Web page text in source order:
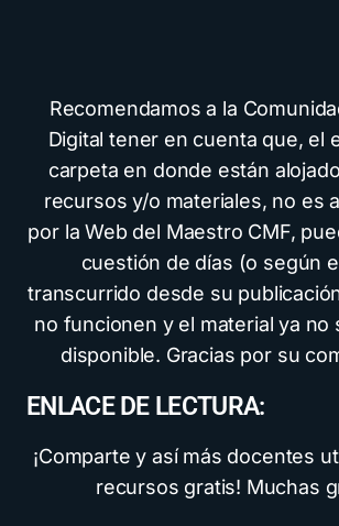
Recomendamos a la
Digital tener en cuenta que, el
carpeta en donde están
recursos y/o materiales, no es
por la Web del Maestro CMF,
cuestión de días (o según
transcurrido desde su
no funcionen y el material ya no
disponible. Gracias por su
ENLACE DE LECTURA:
¡Comparte y así más docentes
recursos gratis! Muchas